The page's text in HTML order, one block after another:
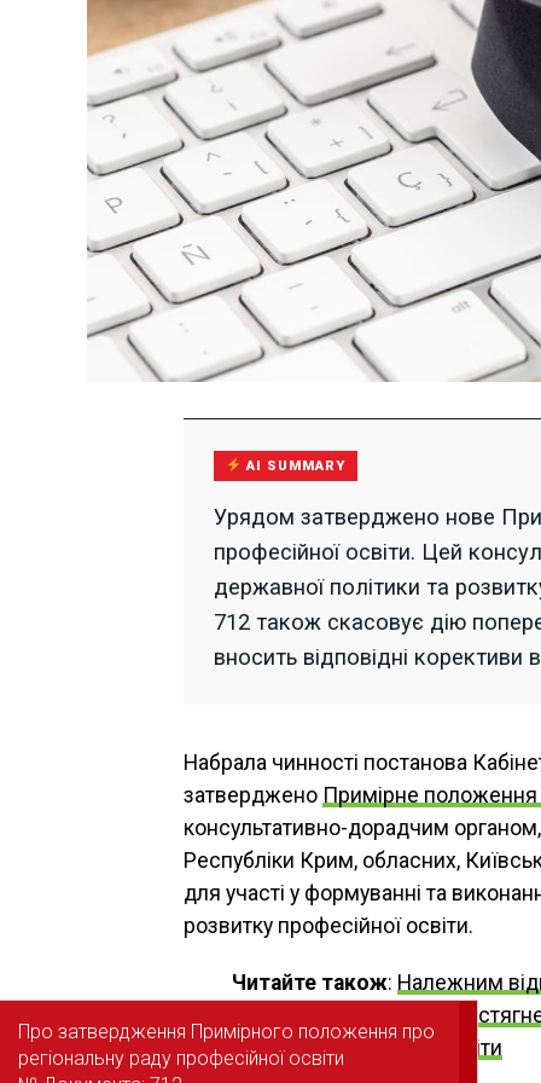
AI SUMMARY
Урядом затверджено нове
професійної освіти. Цей
державної політики та
712 також скасовує дію
вносить відповідні корективи
Набрала чинності постанова
затверджено Примірне положення
консультативно-дорадчим
Республіки Крим, обласних,
для участі у формуванні та
розвитку професійної освіти.
Читайте також: Належним
поновлення на роботі та
є відповідний відділ освіти
Про затвердження Примірного положення про
регіональну раду професійної освіти
Про затвердження Примірного положення про
регіональну раду професійної освіти